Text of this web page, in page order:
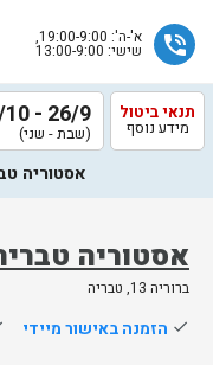
phone_in_talk א'-ה': 19:00-9:00,
שישי: 13:00-9:00
אסטוריה
ברוריה 13, טבריה
תנאי ביטול
מידע נוסף 26/9 - 5/10
(שבת - שני)
אסטוריה
done הזמנה באישור מיידי
שלח